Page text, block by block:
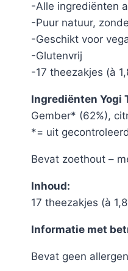
-Alle ingrediënten
-Puur natuur,
-Geschikt voor
-Glutenvrij
-17 theezakjes (à
Ingrediënten Yogi
Gember* (62%),
*= uit
Bevat zoethout –
Inhoud:
17 theezakjes (à
Informatie met
Bevat geen